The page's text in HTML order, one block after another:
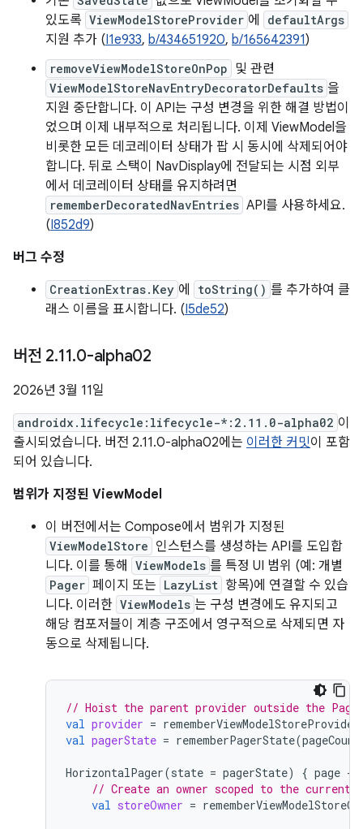
있도록 ViewModelStoreProvider 에 defaultArgs
지원 추가 (I1e933, b/434651920, b/165642391)
removeViewModelStoreOnPop 및 관련
ViewModelStoreNavEntryDecoratorDefaults 을
지원 중단합니다. 이 API는 구성 변경을 위한 해결 방법이
었으며 이제 내부적으로 처리됩니다. 이제 ViewModel을
비롯한 모든 데코레이터 상태가 팝 시 동시에 삭제되어야
합니다. 뒤로 스택이 NavDisplay에 전달되는 시점 외부
에서 데코레이터 상태를 유지하려면
rememberDecoratedNavEntries API를 사용하세요.
(I852d9)
버그 수정
CreationExtras.Key 에 toString() 를 추가하여 클
래스 이름을 표시합니다. (I5de52)
버전 2.11.0-alpha02
2026년 3월 11일
androidx.lifecycle:lifecycle-*:2.11.0-alpha02 이
출시되었습니다. 버전 2.11.0-alpha02에는 이러한 커밋이 포함
되어 있습니다.
범위가 지정된 ViewModel
이 버전에서는 Compose에서 범위가 지정된
ViewModelStore 인스턴스를 생성하는 API를 도입합
니다. 이를 통해
ViewModels 를 특정 UI 범위 (예: 개별
Pager 페이지 또는 LazyList 항목)에 연결할 수 있습
니다. 이러한 ViewModels 는 구성 변경에도 유지되고
해당 컴포저블이 계층 구조에서 영구적으로 삭제되면 자
동으로 삭제됩니다.
// Hoist the parent provider outside the
val provider = rememberViewModelStoreProvider
val pagerState = rememberPagerState(pageCount
HorizontalPager(state = pagerState) { page -
// Create an owner scoped to the current
val storeOwner =